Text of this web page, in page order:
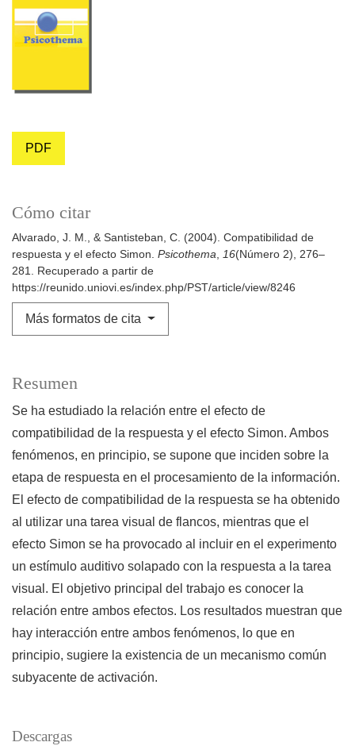
PDF
Cómo citar
Alvarado, J. M., & Santisteban, C. (2004). Compatibilidad de
respuesta y el efecto Simon. Psicothema, 16(Número 2), 276–
281. Recuperado a partir de
https://reunido.uniovi.es/index.php/PST/article/view/8246
Más formatos de cita
Resumen
Se ha estudiado la relación entre el efecto de
compatibilidad de la respuesta y el efecto Simon. Ambos
fenómenos, en principio, se supone que inciden sobre la
etapa de respuesta en el procesamiento de la información.
El efecto de compatibilidad de la respuesta se ha obtenido
al utilizar una tarea visual de flancos, mientras que el
efecto Simon se ha provocado al incluir en el experimento
un estímulo auditivo solapado con la respuesta a la tarea
visual. El objetivo principal del trabajo es conocer la
relación entre ambos efectos. Los resultados muestran que
hay interacción entre ambos fenómenos, lo que en
principio, sugiere la existencia de un mecanismo común
subyacente de activación.
Descargas